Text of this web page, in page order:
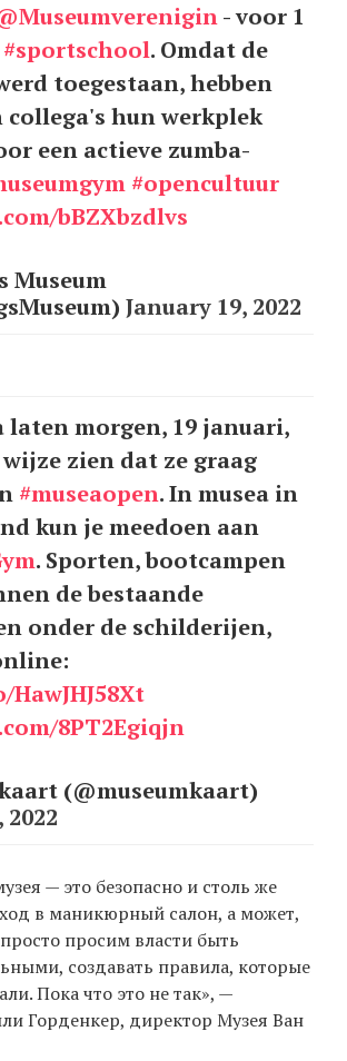
- voor 1
#sportschool. Omdat de
toegestaan, hebben
collega's hun werkplek
een actieve zumba-
#opencultuur
bBZXbzdlvs
Museum
January 19, 2022
laten morgen, 19 januari,
zien dat ze graag
#museaopen. In musea in
kun je meedoen aan
. Sporten, bootcampen
de bestaande
onder de schilderijen,
8PT2Egiqjn
(@museumkaart)
2022
— это безопасно и столь же
в маникюрный салон, а может,
просим власти быть
создавать правила, которые
Пока что это не так», —
Горденкер, директор Музея Ван